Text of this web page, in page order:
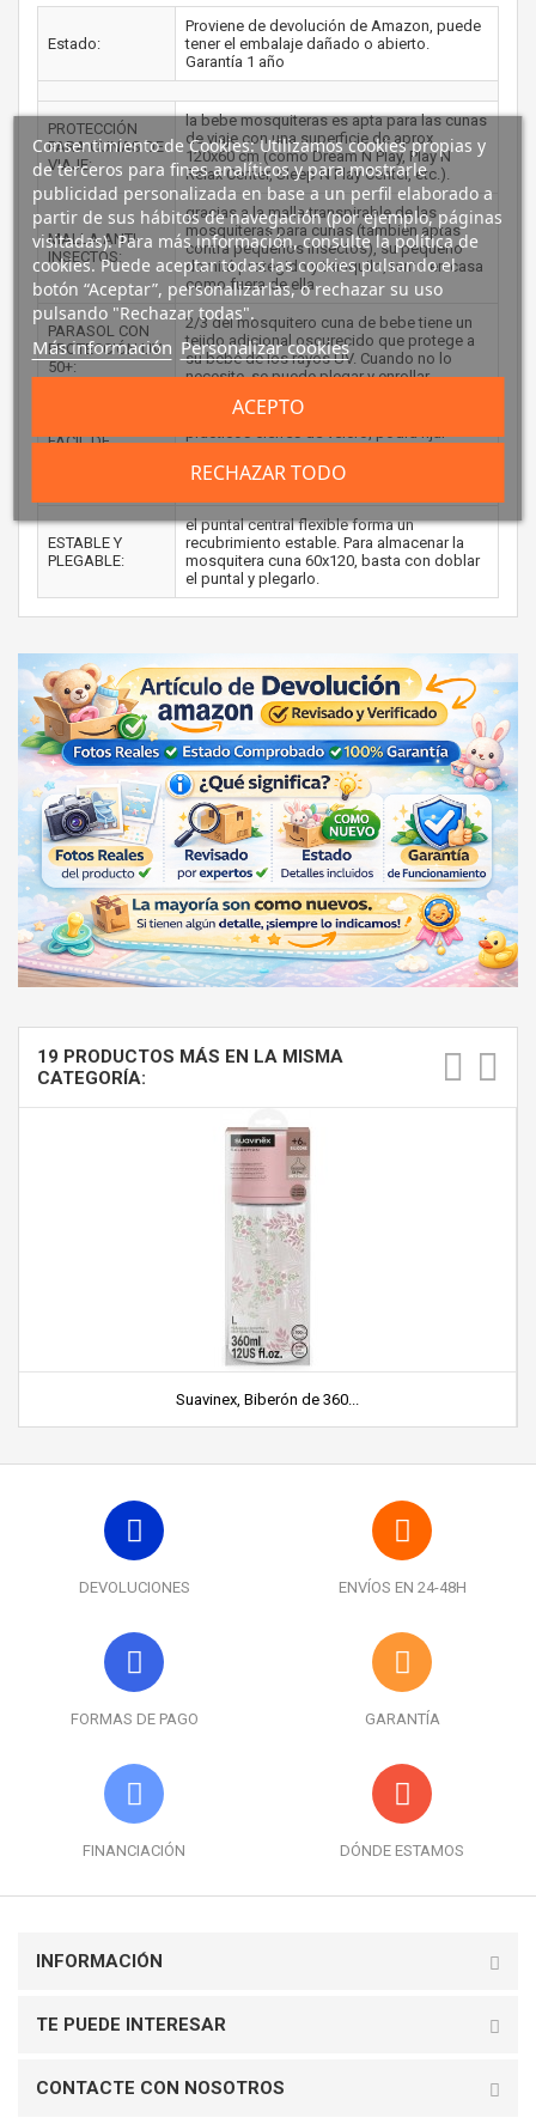
Estado:
Proviene de devolución de Amazon, puede
tener el embalaje dañado o abierto.
Garantía 1 año
PROTECCIÓN
PARA CUNAS DE
VIAJE:
la bebe mosquiteras es apta para las cunas
de viaje con una superficie de aprox.
120x60 cm (como Dream N Play, Play N
Relax Center, Sleep N Play Center, etc.).
MALLA ANTI-
INSECTOS:
gracias a la malla transpirable de las
mosquiteras para cunas (también aptas
contra pequeños insectos), su pequeño
domirá protegido y tranquilo, tanto en casa
como fuera de ella.
PARASOL CON
PROTECCIÓN UV
50+:
2/3 del mosquitero cuna de bebe tiene un
tejido adicional oscurecido que protege a
su bebé de los rayos UV. Cuando no lo
necesite, se puede plegar y enrollar.
FÁCIL DE
gracias a la cintura elástica y a los
prácticos cierres de velcro, podrá fijar
ajustar el oscurecimiento de forma
ESTABLE Y
PLEGABLE:
el puntal central flexible forma un
recubrimiento estable. Para almacenar la
mosquitera cuna 60x120, basta con doblar
el puntal y plegarlo.
19 PRODUCTOS MÁS EN LA MISMA
CATEGORÍA:
Suavinex, Biberón de 360...
DEVOLUCIONES ENVÍOS EN 24-48H
FORMAS DE PAGO GARANTÍA
FINANCIACIÓN DÓNDE ESTAMOS
INFORMACIÓN
TE PUEDE INTERESAR
CONTACTE CON NOSOTROS
Consentimiento de Cookies: Utilizamos cookies propias y
de terceros para fines analíticos y para mostrarle
publicidad personalizada en base a un perfil elaborado a
partir de sus hábitos de navegación (por ejemplo, páginas
visitadas). Para más información, consulte la política de
cookies. Puede aceptar todas las cookies pulsando el
botón “Aceptar”, personalizarlas, o rechazar su uso
pulsando "Rechazar todas".
Más información Personalizar cookies
RECHAZAR TODO
ACEPTO